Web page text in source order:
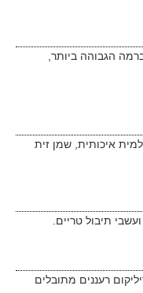
הגבוהה ביותר,
איכותית, שמן זית
תיבול טריים.
רעננים מתובלים